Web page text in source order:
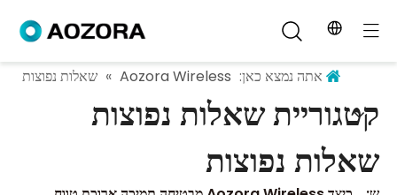
אתה נמצא כאן: Aozora Wireless
» שאלות נפוצות
קטגוריית שאלות נפוצות
שאלות נפוצות